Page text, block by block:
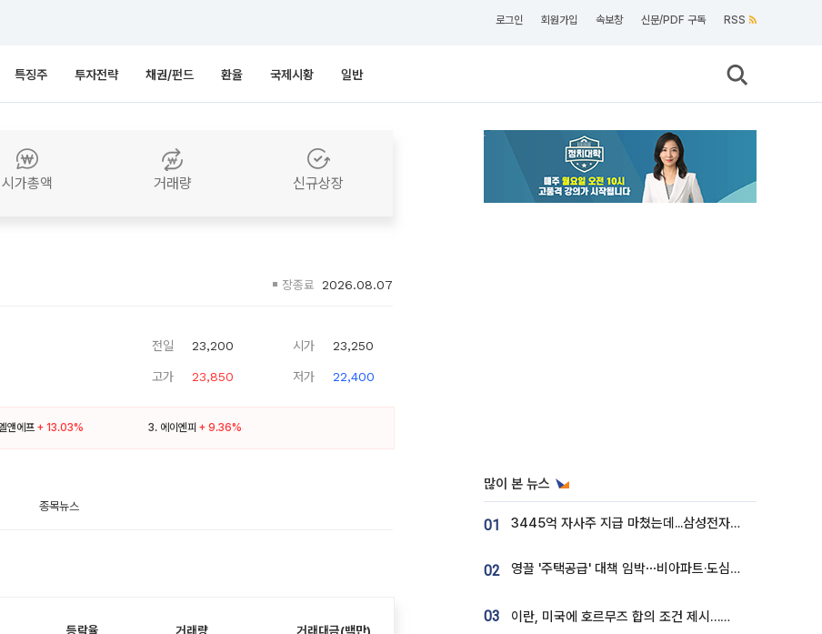
로그인 회원가입 속보창 신문/PDF 구독 RSS
특징주 투자전략 채권/펀드 환율 국제시황 일반
시가총액 거래량 신규상장
장종료 2026.08.07
전일 23,200
고가 23,850
시가 23,250
저가 22,400
앤에프 + 13.03% 3. 에이엔피 + 9.36%
종목뉴스
많이 본 뉴스
01 3445억 자사주 지급 마쳤는데...삼성전자 DX노조, 뒤늦은 '떼쓰기 집회'
02 영끌 '주택공급' 대책 임박⋯비아파트·도심복합까지 총동원
03 이란, 미국에 호르무즈 합의 조건 제시…美 “경기 아직 안 끝나” [종합]